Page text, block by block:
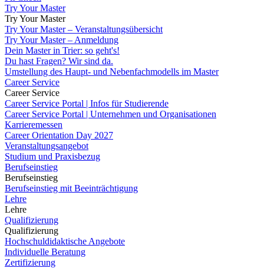
Try Your Master
Try Your Master
Try Your Master – Veranstaltungsübersicht
Try Your Master – Anmeldung
Dein Master in Trier: so geht's!
Du hast Fragen? Wir sind da.
Umstellung des Haupt- und Nebenfachmodells im Master
Career Service
Career Service
Career Service Portal | Infos für Studierende
Career Service Portal | Unternehmen und Organisationen
Karrieremessen
Career Orientation Day 2027
Veranstaltungsangebot
Studium und Praxisbezug
Berufseinstieg
Berufseinstieg
Berufseinstieg mit Beeinträchtigung
Lehre
Lehre
Qualifizierung
Qualifizierung
Hochschuldidaktische Angebote
Individuelle Beratung
Zertifizierung